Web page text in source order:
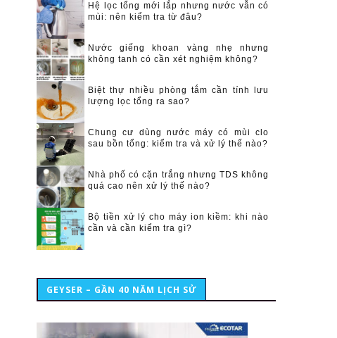
Hệ lọc tổng mới lắp nhưng nước vẫn có
mùi: nên kiểm tra từ đâu?
Nước giếng khoan vàng nhẹ nhưng
không tanh có cần xét nghiệm không?
Biệt thự nhiều phòng tắm cần tính lưu
lượng lọc tổng ra sao?
Chung cư dùng nước máy có mùi clo
sau bồn tổng: kiểm tra và xử lý thế nào?
Nhà phố có cặn trắng nhưng TDS không
quá cao nên xử lý thế nào?
Bộ tiền xử lý cho máy ion kiềm: khi nào
cần và cần kiểm tra gì?
GEYSER – GẦN 40 NĂM LỊCH SỬ